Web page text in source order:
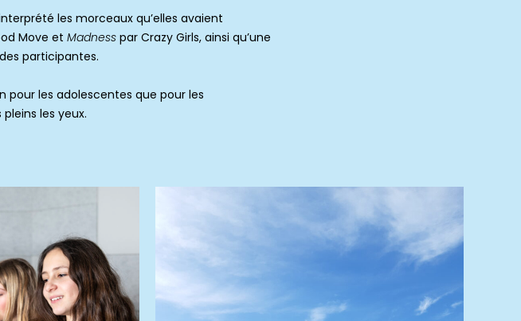
les morceaux qu’elles avaient
Move et Madness par Crazy Girls, ainsi qu’une
participantes.
pour les adolescentes que pour les
les yeux.